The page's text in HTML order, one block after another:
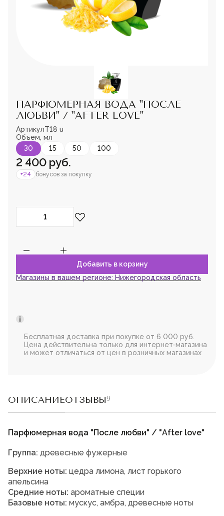
Доставка и оплата
+7-987-089-69-00
8 (800) 600-94-04
Заказать звонок
ПАРФЮМЕРНАЯ ВОДА "ПОСЛЕ
ЛЮБВИ" / "AFTER LOVE"
АртикулT18 u
Объем, мл
30
15 50 100
2 400 руб.
+24 бонусов за покупку
зарегистрируйтесь,
Магазины в вашем регионе: Нижегородская область
Бесплатная доставка при покупке от 6 000 руб.
Цена действительна только для интернет-магазина
и может отличаться от цен в розничных магазинах
ОПИСАНИЕОТЗЫВЫ9
Парфюмерная вода "После любви" / "After love"
Группа: древесные фужерные
Верхние ноты: цедра лимона, лист горького
апельсина
Средние ноты: ароматные специи
Базовые ноты: мускус, амбра, древесные ноты